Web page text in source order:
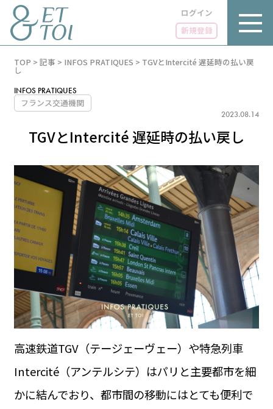
ログイン
新規登録
LUXE
リュクス
GOURMET
グルメ
LIFE STYLE
ライフスタイル
BUSINESS
ビジネス・キャリア
INFOS PRATIQUES
タグ
#パリ
#お土産 #トリビア
#データで読み解くフランス
PARIS 14℃ / 12℃
FR 21:21 ／ JP 04:21
1€＝182.46円
エトワとは
お問い合わせ
広告掲載
運営会社
サイトポリシー
TOP > 記事 > INFOS PRATIQUES > TGVとIntercité 遅延時の払い戻
し
INFOS PRATIQUES
2023.08.14
フランス交通機関
TGVとIntercité 遅延時の払い戻し
高速鉄道TGV（テージェーヴェー）や特急列車
Intercité（アンテルシテ）はパリと主要都市を細
かに結んでおり、都市間の移動にはとても便利で